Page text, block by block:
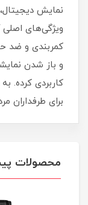
نمایش
ویژگی‌های
کمربندی و
و باز شدن
کاربردی کرده.
برای طرفداران
محصولات